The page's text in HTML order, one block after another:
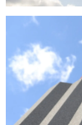
HE
ENVIAR